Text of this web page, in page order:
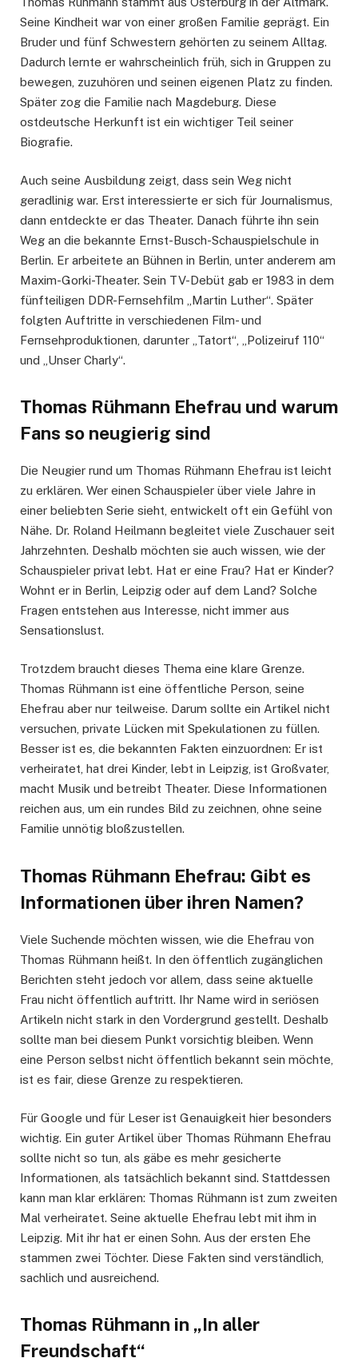
Seine Kindheit war von einer großen Familie geprägt. Ein
Bruder und fünf Schwestern gehörten zu seinem Alltag.
Dadurch lernte er wahrscheinlich früh, sich in Gruppen zu
bewegen, zuzuhören und seinen eigenen Platz zu finden.
Später zog die Familie nach Magdeburg. Diese
ostdeutsche Herkunft ist ein wichtiger Teil seiner
Biografie.
Auch seine Ausbildung zeigt, dass sein Weg nicht
geradlinig war. Erst interessierte er sich für Journalismus,
dann entdeckte er das Theater. Danach führte ihn sein
Weg an die bekannte Ernst-Busch-Schauspielschule in
Berlin. Er arbeitete an Bühnen in Berlin, unter anderem am
Maxim-Gorki-Theater. Sein TV-Debüt gab er 1983 in dem
fünfteiligen DDR-Fernsehfilm „Martin Luther“. Später
folgten Auftritte in verschiedenen Film- und
Fernsehproduktionen, darunter „Tatort“, „Polizeiruf 110“
und „Unser Charly“.
Thomas Rühmann Ehefrau und warum
Fans so neugierig sind
Die Neugier rund um Thomas Rühmann Ehefrau ist leicht
zu erklären. Wer einen Schauspieler über viele Jahre in
einer beliebten Serie sieht, entwickelt oft ein Gefühl von
Nähe. Dr. Roland Heilmann begleitet viele Zuschauer seit
Jahrzehnten. Deshalb möchten sie auch wissen, wie der
Schauspieler privat lebt. Hat er eine Frau? Hat er Kinder?
Wohnt er in Berlin, Leipzig oder auf dem Land? Solche
Fragen entstehen aus Interesse, nicht immer aus
Sensationslust.
Trotzdem braucht dieses Thema eine klare Grenze.
Thomas Rühmann ist eine öffentliche Person, seine
Ehefrau aber nur teilweise. Darum sollte ein Artikel nicht
versuchen, private Lücken mit Spekulationen zu füllen.
Besser ist es, die bekannten Fakten einzuordnen: Er ist
verheiratet, hat drei Kinder, lebt in Leipzig, ist Großvater,
macht Musik und betreibt Theater. Diese Informationen
reichen aus, um ein rundes Bild zu zeichnen, ohne seine
Familie unnötig bloßzustellen.
Thomas Rühmann Ehefrau: Gibt es
Informationen über ihren Namen?
Viele Suchende möchten wissen, wie die Ehefrau von
Thomas Rühmann heißt. In den öffentlich zugänglichen
Berichten steht jedoch vor allem, dass seine aktuelle
Frau nicht öffentlich auftritt. Ihr Name wird in seriösen
Artikeln nicht stark in den Vordergrund gestellt. Deshalb
sollte man bei diesem Punkt vorsichtig bleiben. Wenn
eine Person selbst nicht öffentlich bekannt sein möchte,
ist es fair, diese Grenze zu respektieren.
Für Google und für Leser ist Genauigkeit hier besonders
wichtig. Ein guter Artikel über Thomas Rühmann Ehefrau
sollte nicht so tun, als gäbe es mehr gesicherte
Informationen, als tatsächlich bekannt sind. Stattdessen
kann man klar erklären: Thomas Rühmann ist zum zweiten
Mal verheiratet. Seine aktuelle Ehefrau lebt mit ihm in
Leipzig. Mit ihr hat er einen Sohn. Aus der ersten Ehe
stammen zwei Töchter. Diese Fakten sind verständlich,
sachlich und ausreichend.
Thomas Rühmann in „In aller
Freundschaft“